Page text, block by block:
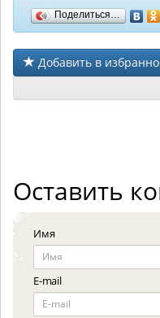
Поделиться…
Добавить в
Оставить
Имя
E-mail